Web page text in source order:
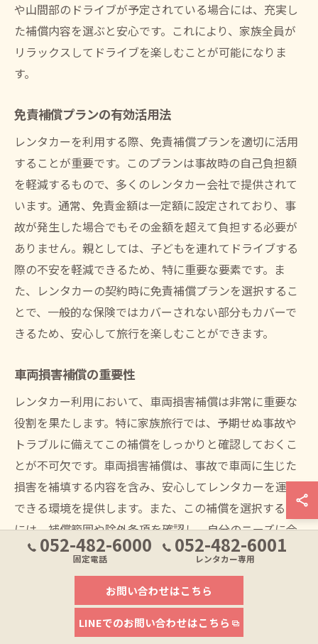
や山間部のドライブが予定されている場合には、充実し
た補償内容を選ぶと安心です。これにより、家族全員が
リラックスしてドライブを楽しむことが可能になりま
す。
免責補償プランの有効活用法
レンタカーを利用する際、免責補償プランを適切に活用
することが重要です。このプランは事故時の自己負担額
を軽減するもので、多くのレンタカー会社で提供されて
います。通常、免責金額は一定額に設定されており、事
故が発生した場合でもその金額を超えて負担する必要が
ありません。親としては、子どもを連れてドライブする
際の不安を軽減できるため、特に重要な要素です。ま
た、レンタカーの契約時に免責補償プランを選択するこ
とで、一般的な保険ではカバーされない部分もカバーで
きるため、安心して旅行を楽しむことができます。
車両損害補償の重要性
レンタカー利用において、車両損害補償は非常に重要な
役割を果たします。特に家族旅行では、予期せぬ事故や
トラブルに備えてこの補償をしっかりと確認しておくこ
とが不可欠です。車両損害補償は、事故で車両に生じた
損害を補填する内容を含み、安心してレンタカーを運転
できる環境を提供します。また、この補償を選択する際
には、補償範囲や除外条項を確認し、自分のニーズに合
ったプランを選ぶことが重要です。適切な補償を選ぶこ
とで、事故時の経済的なリスクを最小限に抑え、家族が
安心して過ごせる時間を確保することができます。
保険契約時の注意点
052-482-6000
固定電話
052-482-6001
レンタカー専用
お問い合わせはこちら
LINEでのお問い合わせはこちら